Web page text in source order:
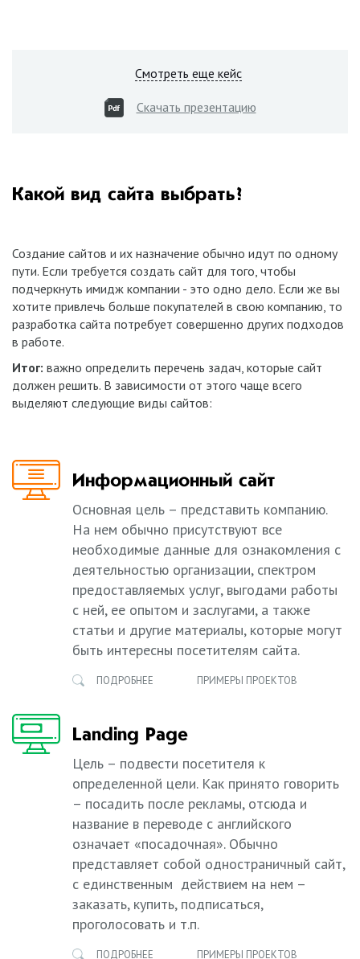
Смотреть еще кейс
Скачать презентацию
Какой вид сайта выбрать?
Создание сайтов и их назначение обычно идут по одному
пути. Если требуется создать сайт для того, чтобы
подчеркнуть имидж компании - это одно дело. Если же вы
хотите привлечь больше покупателей в свою компанию, то
разработка сайта потребует совершенно других подходов
в работе.
Итог: важно определить перечень задач, которые сайт
должен решить. В зависимости от этого чаще всего
выделяют следующие виды сайтов:
Информационный сайт
Основная цель – представить компанию.
На нем обычно присутствуют все
необходимые данные для ознакомления с
деятельностью организации, спектром
предоставляемых услуг, выгодами работы
с ней, ее опытом и заслугами, а также
статьи и другие материалы, которые могут
быть интересны посетителям сайта.
ПОДРОБНЕЕ ПРИМЕРЫ ПРОЕКТОВ
Landing Page
Цель – подвести посетителя к
определенной цели. Как принято говорить
– посадить после рекламы, отсюда и
название в переводе с английского
означает «посадочная». Обычно
представляет собой одностраничный сайт,
с единственным действием на нем –
заказать, купить, подписаться,
проголосовать и т.п.
ПОДРОБНЕЕ ПРИМЕРЫ ПРОЕКТОВ